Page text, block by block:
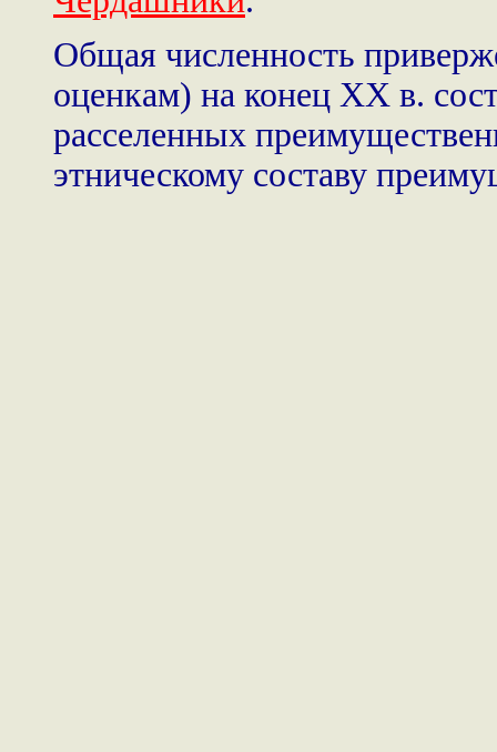
Общая численность
оценкам) на конец XX в.
расселенных
этническому составу